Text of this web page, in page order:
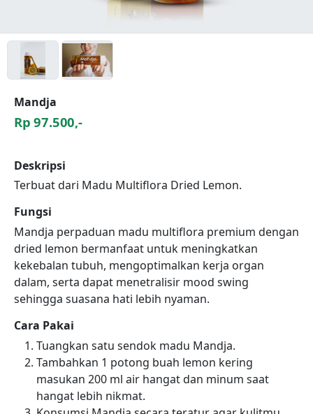
Mandja
Rp 97.500,-
Deskripsi
Terbuat dari Madu Multiflora Dried Lemon.
Fungsi
Mandja perpaduan madu multiflora premium dengan
dried lemon bermanfaat untuk meningkatkan
kekebalan tubuh, mengoptimalkan kerja organ
dalam, serta dapat menetralisir mood swing
sehingga suasana hati lebih nyaman.
Cara Pakai
Tuangkan satu sendok madu Mandja.
Tambahkan 1 potong buah lemon kering
masukan 200 ml air hangat dan minum saat
hangat lebih nikmat.